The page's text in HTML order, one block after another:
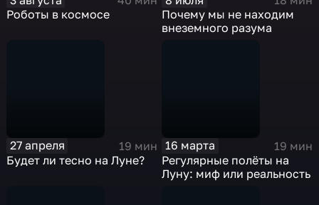
любопытством
Роботы в космосе
Почему мы не находим
внеземного разума
27 апреля
19 мин
Будет ли тесно на Луне?
16 марта
19 мин
Регулярные полёты на
Луну: миф или реальность